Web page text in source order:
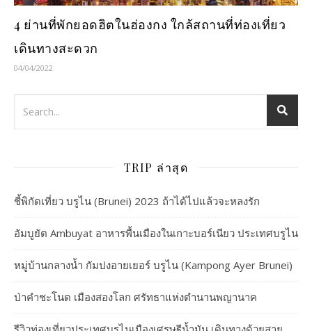
4 ย่านที่พักยอดฮิตในฮ่องกง ใกล้สถานที่ท่องเที่ยว
เดินทางสะดวก
04/04/2022
TRIP ล่าสุด
ชี้พิกัดเที่ยว บรูไน (Brunei) 2023 ถ้าได้ไปแล้วจะหลงรัก
อัมบูยัต Ambuyat อาหารพื้นเมืองในเกาะบอร์เนียว ประเทศบรูไน
หมู่บ้านกลางน้ำ กัมปงอายเยอร์ บรูไน (Kampong Ayer Brunei)
ป่าคำชะโนด เมืองสองโลก ศรัทธาแห่งตำนานพญานาค